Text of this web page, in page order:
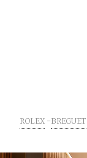
ROLEX BREGUET